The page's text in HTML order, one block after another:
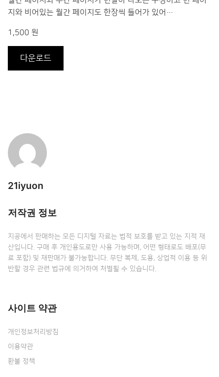
지와 비어있는 월간 페이지도 한장씩 들어가 있어…
1,500 원
다운로드
21iyuon
저작권 정보
지공에서 판매하는 모든 디지털 자료는 법적 보호를 받고 있는 지적 재
산입니다. 구매 후 개인용도로만 사용 가능하며, 어떤 형태로도 배포(무
료 포함) 및 재판매가 불가능합니다. 무단 복제, 도용, 상업적 이용 등 위
반할 경우 관련 법규에 의거하여 처벌될 수 있습니다.
사이트 약관
개인정보처리방침
이용약관
환불 정책